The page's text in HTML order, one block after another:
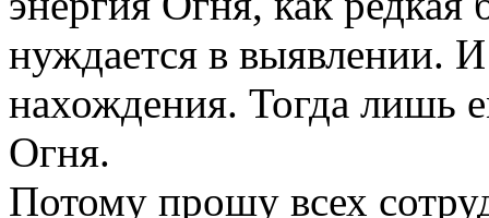
нуждается в выявлении.
нахождения. Тогда лишь
Огня.
Потому прошу всех